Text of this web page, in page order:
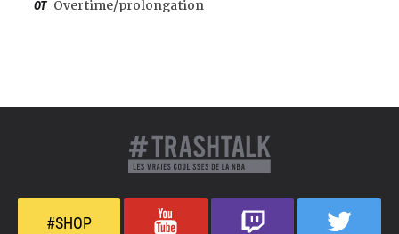
OT Overtime/prolongation
#SHOP